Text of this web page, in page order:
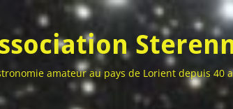
amateur au pays de Lorient depuis 40